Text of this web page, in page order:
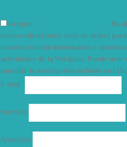
Acepto
Su
correo electrónico solo se utiliza
nuestro boletín informativo e
actividades de la Vorágine. Puede usar
cancelar la suscripción incluido en el
E-mail*
electrónico
Nombre
Apellidos